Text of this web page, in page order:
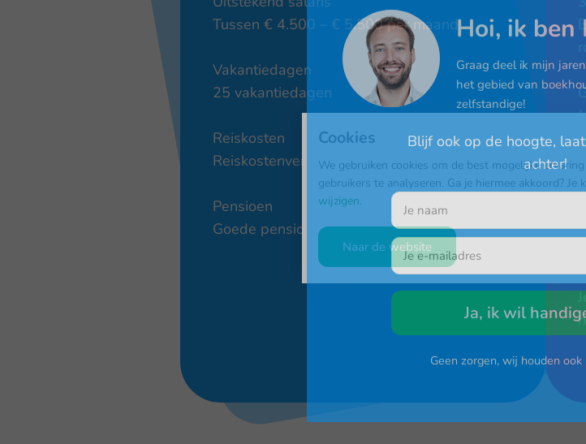
Tussen € 4.500 – € 5.500 per maand
Vakantiedagen
25 vakantiedagen
Reiskosten
Reiskostenvergoeding of een Veloretti e-bike
Pensioen
Goede pensioenregeling
Cookies
We gebruiken cookies om de best mogelijke
gebruikers te analyseren. Ga je hiermee akkoord?
wijzigen.
Naar de website
Hoi, ik ben
Graag deel ik mijn
het gebied van
zelfstandige!
Blijf ook op de hoogte,
achter!
Ja, ik wil
Geen zorgen, wij houden